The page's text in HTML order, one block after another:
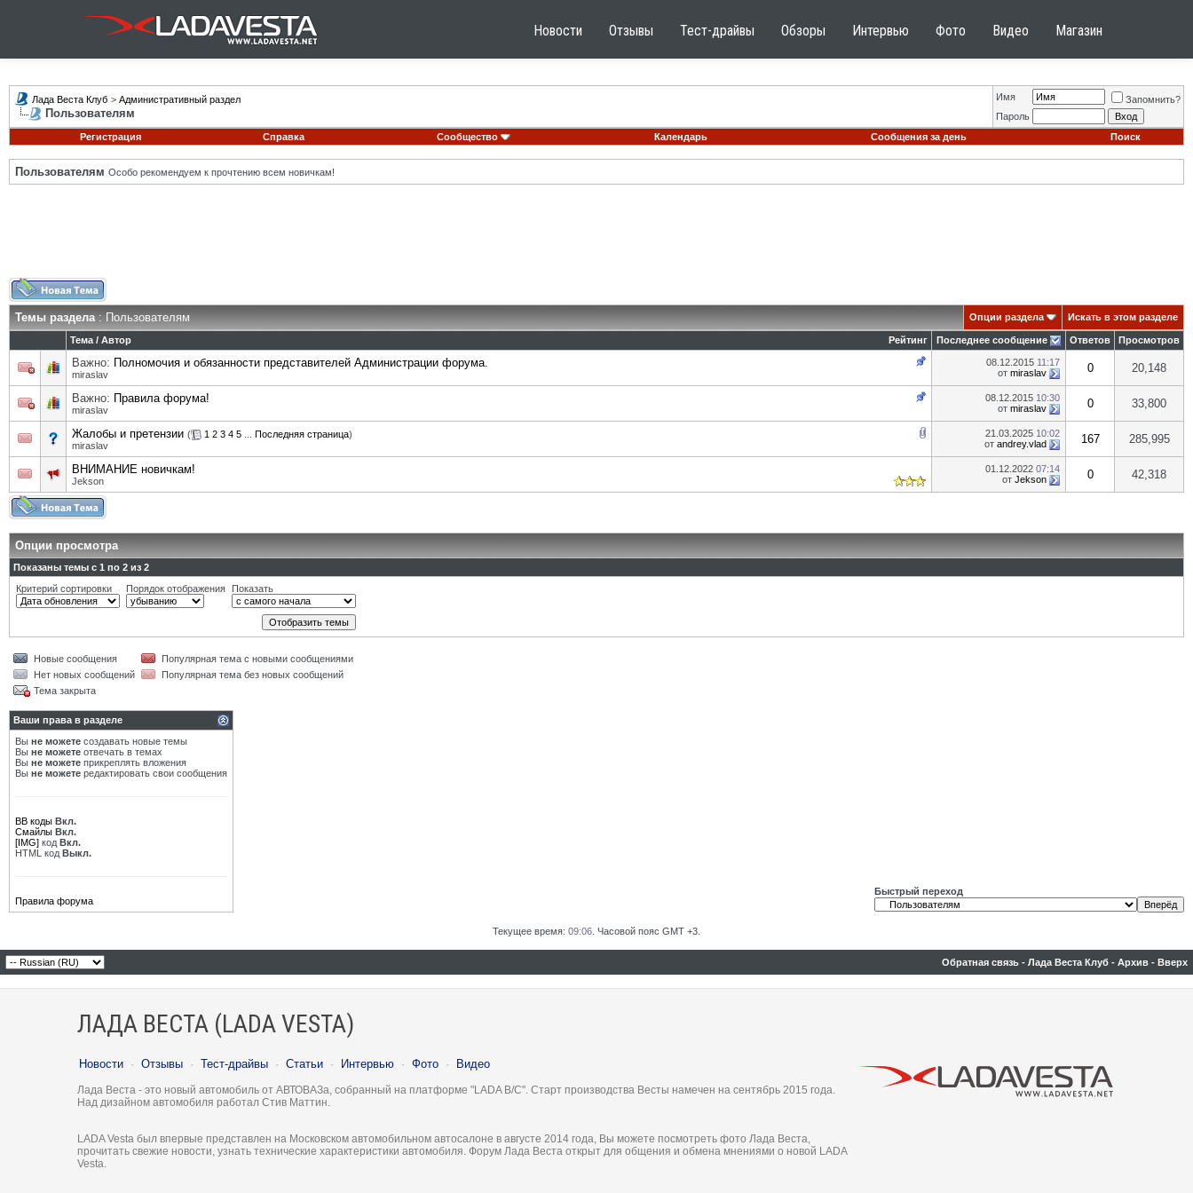
Новости Отзывы Тест-драйвы Обзоры Интервью Фото Видео Магазин
Лада Веста Клуб > Административный раздел
Пользователям
Имя
Запомнить?
Пароль
Регистрация
Справка Сообщество Календарь Сообщения за день Поиск
Пользователям Особо рекомендуем к прочтению всем новичкам!
Темы раздела: Пользователям Опции раздела Искать в этом разделе
Рейтинг
Тема / Автор Последнее сообщение Ответов Просмотров
Важно: Полномочия и обязанности представителей Администрации форума.
miraslav
08.12.2015 11:17
от miraslav 0 20,148
Важно: Правила форума!
miraslav
08.12.2015 10:30
от miraslav 0 33,800
Жалобы и претензии ( 1 2 3 4 5 Последняя страница)
miraslav
21.03.2025 10:02
от andrey.vlad 167 285,995
ВНИМАНИЕ новичкам!
Jekson
01.12.2022 07:14
от Jekson 0 42,318
Опции просмотра
Показаны темы с 1 по 2 из 2
Критерий сортировки
Порядок отображения Показать
Новые сообщения
Популярная тема с новыми сообщениями
Нет новых сообщений
Популярная тема без новых сообщений
Тема закрыта
Ваши права в разделе
Вы не можете создавать новые темы
Вы не можете отвечать в темах
Вы не можете прикреплять вложения
Вы не можете редактировать свои сообщения
BB коды Вкл.
Смайлы Вкл.
[IMG] код Вкл.
HTML код Выкл.
Правила форума
Быстрый переход
Текущее время: 09:06 . Часовой пояс GMT +3.
Обратная связь - Лада Веста Клуб - Архив - Вверх
ЛАДА ВЕСТА (LADA VESTA)
Новости · Отзывы · Тест-драйвы · Статьи · Интервью · Фото · Видео
Лада Веста - это новый автомобиль от АВТОВАЗа, собранный на платформе "LADA B/C". Старт производства Весты намечен на сентябрь 2015 года.
Над дизайном автомобиля работал Стив Маттин.
LADA Vesta был впервые представлен на Московском автомобильном автосалоне в августе 2014 года, Вы можете посмотреть фото Лада Веста,
прочитать свежие новости, узнать технические характеристики автомобиля. Форум Лада Веста открыт для общения и обмена мнениями о новой LADA
Vesta.